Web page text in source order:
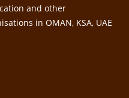
and other
in OMAN, KSA, UAE